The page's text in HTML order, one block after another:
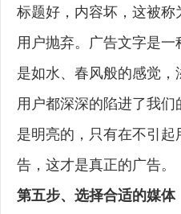
标题好，内容坏，这被
用户抛弃。广告文字是
是如水、春风般的感觉
用户都深深的陷进了我
是明亮的，只有在不引
告，这才是真正的广告。
第五步、选择合适的媒体